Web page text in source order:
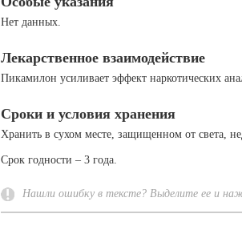
Нет данных.
Лекарственное взаимодействие
Пикамилон усиливает эффект наркотических
Сроки и условия хранения
Хранить в сухом месте, защищенном от света,
Срок годности – 3 года.
Нашли ошибку в тексте? Выделите ее и